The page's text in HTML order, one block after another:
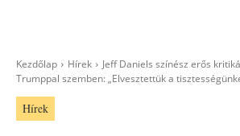
Kezdőlap Hírek
Jeff Daniels színész erős
Trumppal szemben: „Elvesztettük a
Hírek